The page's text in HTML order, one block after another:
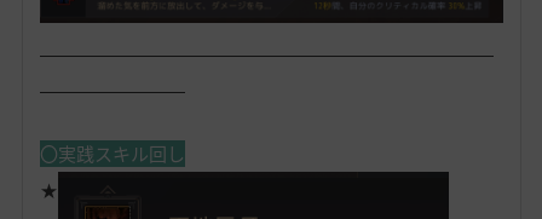
―――――――――――――――――――――――――
――――――――
〇実践スキル回し
★